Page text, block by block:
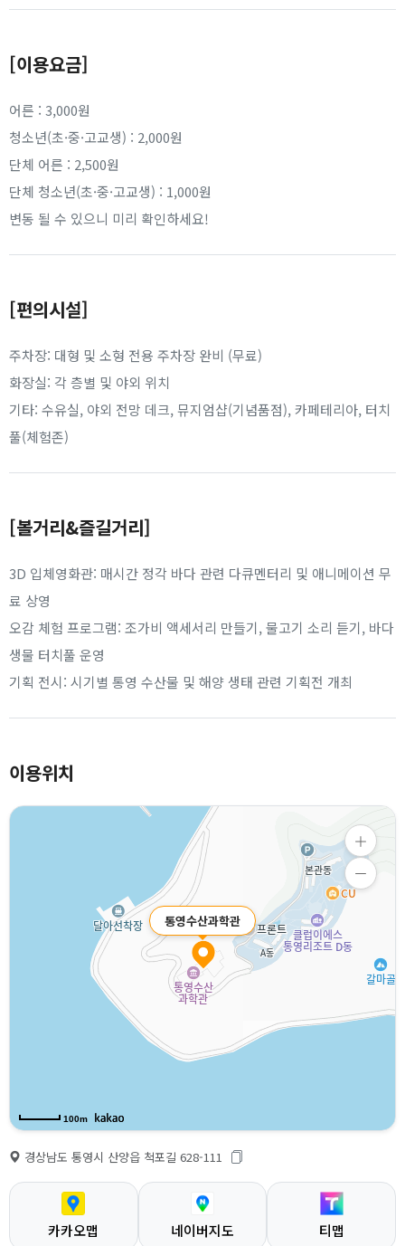
[이용요금]
어른 : 3,000원
청소년(초·중·고교생) : 2,000원
단체 어른 : 2,500원
단체 청소년(초·중·고교생) : 1,000원
변동 될 수 있으니 미리 확인하세요!
[편의시설]
주차장: 대형 및 소형 전용 주차장 완비 (무료)
화장실: 각 층별 및 야외 위치
기타: 수유실, 야외 전망 데크, 뮤지엄샵(기념품점), 카페테리아, 터치
풀(체험존)
[볼거리&즐길거리]
3D 입체영화관: 매시간 정각 바다 관련 다큐멘터리 및 애니메이션 무
료 상영
오감 체험 프로그램: 조가비 액세서리 만들기, 물고기 소리 듣기, 바다
생물 터치풀 운영
기획 전시: 시기별 통영 수산물 및 해양 생태 관련 기획전 개최
이용위치
통영수산과학관
100m
경상남도 통영시 산양읍 척포길 628-111
카카오맵 네이버지도 티맵